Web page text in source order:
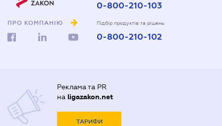
ПРО КОМПАНІЮ
0-800-210-103
Підбір продуктів та рішень
0-800-210-102
Реклама та PR
на ligazakon.net
ТАРИФИ